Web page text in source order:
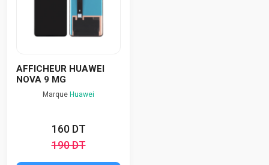
AFFICHEUR HUAWEI
NOVA 9 MG
Marque Huawei
160 DT
190 DT